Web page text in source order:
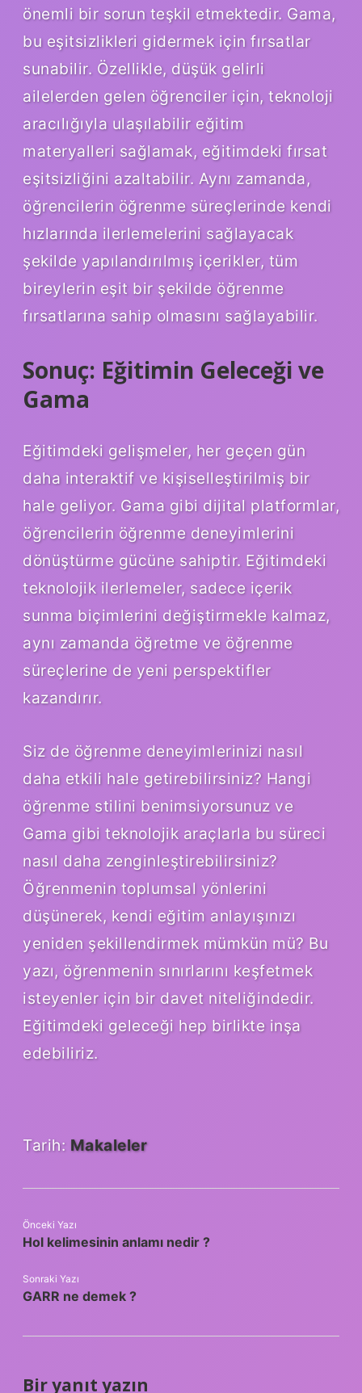
önemli bir sorun teşkil etmektedir. Gama,
bu eşitsizlikleri gidermek için fırsatlar
sunabilir. Özellikle, düşük gelirli
ailelerden gelen öğrenciler için, teknoloji
aracılığıyla ulaşılabilir eğitim
materyalleri sağlamak, eğitimdeki fırsat
eşitsizliğini azaltabilir. Aynı zamanda,
öğrencilerin öğrenme süreçlerinde kendi
hızlarında ilerlemelerini sağlayacak
şekilde yapılandırılmış içerikler, tüm
bireylerin eşit bir şekilde öğrenme
fırsatlarına sahip olmasını sağlayabilir.
Sonuç: Eğitimin Geleceği ve
Gama
Eğitimdeki gelişmeler, her geçen gün
daha interaktif ve kişiselleştirilmiş bir
hale geliyor. Gama gibi dijital platformlar,
öğrencilerin öğrenme deneyimlerini
dönüştürme gücüne sahiptir. Eğitimdeki
teknolojik ilerlemeler, sadece içerik
sunma biçimlerini değiştirmekle kalmaz,
aynı zamanda öğretme ve öğrenme
süreçlerine de yeni perspektifler
kazandırır.
Siz de öğrenme deneyimlerinizi nasıl
daha etkili hale getirebilirsiniz? Hangi
öğrenme stilini benimsiyorsunuz ve
Gama gibi teknolojik araçlarla bu süreci
nasıl daha zenginleştirebilirsiniz?
Öğrenmenin toplumsal yönlerini
düşünerek, kendi eğitim anlayışınızı
yeniden şekillendirmek mümkün mü? Bu
yazı, öğrenmenin sınırlarını keşfetmek
isteyenler için bir davet niteliğindedir.
Eğitimdeki geleceği hep birlikte inşa
edebiliriz.
Tarih: Makaleler
Önceki Yazı
Hol kelimesinin anlamı nedir ?
Sonraki Yazı
GARR ne demek ?
Bir yanıt yazın